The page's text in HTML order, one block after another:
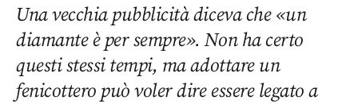
Una vecchia pubblicità diceva che «un
diamante è per sempre». Non ha certo
questi stessi tempi, ma adottare un
fenicottero può voler dire essere legato a